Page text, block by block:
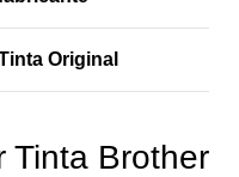
Original
Tinta Brother